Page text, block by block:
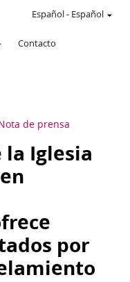
Contacto
Español- Español
de prensa
la Iglesia
por